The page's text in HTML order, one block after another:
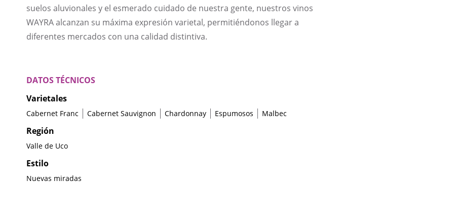
suelos aluvionales y el esmerado cuidado de nuestra gente, nuestros vinos
WAYRA alcanzan su máxima expresión varietal, permitiéndonos llegar a
diferentes mercados con una calidad distintiva.
DATOS TÉCNICOS
Varietales
Cabernet Franc Cabernet Sauvignon Chardonnay Espumosos Malbec
Región
Valle de Uco
Estilo
Nuevas miradas